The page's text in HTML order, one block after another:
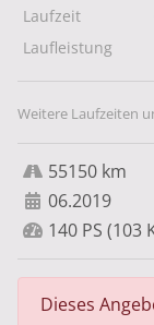
Laufzeit
Laufleistung
Weitere Laufzeiten
55150 km
06.2019
140 PS (103
Dieses